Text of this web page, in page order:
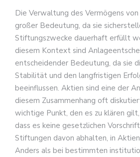
Die Verwaltung des Vermögens
großer Bedeutung, da sie
Stiftungszwecke dauerhaft erfüllt
diesem Kontext sind
entscheidender Bedeutung, da sie
Stabilität und den langfristigen
beeinflussen. Aktien sind eine der
diesem Zusammenhang oft
wichtige Punkt, den es zu klären
dass es keine gesetzlichen
Stiftungen davon abhalten, in
Anders als bei bestimmten